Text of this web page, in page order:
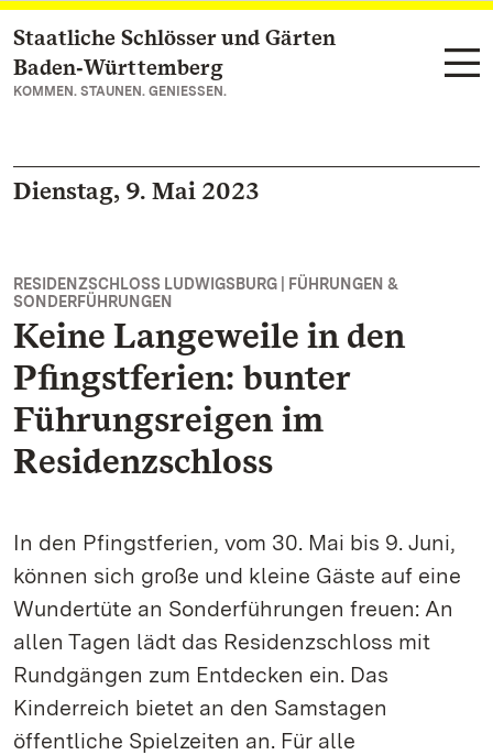
Zum Hauptinhalt springen
Staatliche Schlösser und Gärten
Baden‑Württemberg
KOMMEN. STAUNEN. GENIESSEN.
Dienstag, 9. Mai 2023
RESIDENZSCHLOSS LUDWIGSBURG | FÜHRUNGEN &
SONDERFÜHRUNGEN
Keine Langeweile in den
Pfingstferien: bunter
Führungsreigen im
Residenzschloss
In den Pfingstferien, vom 30. Mai bis 9. Juni,
können sich große und kleine Gäste auf eine
Wundertüte an Sonderführungen freuen: An
allen Tagen lädt das Residenzschloss mit
Rundgängen zum Entdecken ein. Das
Kinderreich bietet an den Samstagen
öffentliche Spielzeiten an. Für alle